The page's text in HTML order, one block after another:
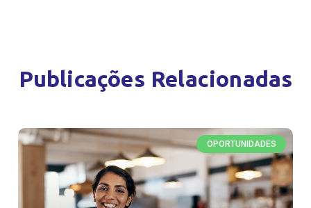
Publicações Relacionadas
OPORTUNIDADES